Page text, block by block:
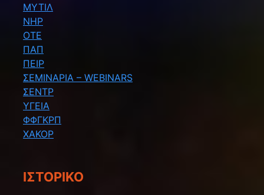
ΜΥΤΙΛ
ΝΗΡ
ΟΤΕ
ΠΑΠ
ΠΕΙΡ
ΣΕΜΙΝΑΡΙΑ – WEBINARS
ΣΕΝΤΡ
ΥΓΕΙΑ
ΦΦΓΚΡΠ
ΧΑΚΟΡ
ΙΣΤΟΡΙΚΌ